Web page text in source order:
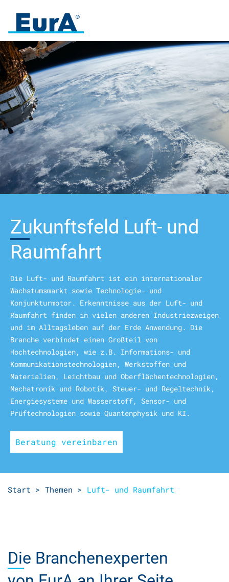
Zukunftsfeld Luft- und
Raumfahrt
Die Luft- und Raumfahrt ist ein internationaler
Wachstumsmarkt sowie Technologie- und
Konjunkturmotor. Erkenntnisse aus der Luft- und
Raumfahrt finden in vielen anderen Industriezweigen
und im Alltagsleben auf der Erde Anwendung. Die
Branche verbindet einen Großteil von
Hochtechnologien, wie z.B. Informations- und
Kommunikationstechnologien, Werkstoffen und
Materialien, Leichtbau und Oberflächentechnologien,
Mechatronik und Robotik, Steuer- und Regeltechnik,
Energiesysteme und Wasserstoff, Sensor- und
Prüftechnologien sowie Quantenphysik und KI.
Beratung vereinbaren
Start > Themen > Luft- und Raumfahrt
Die Branchenexperten